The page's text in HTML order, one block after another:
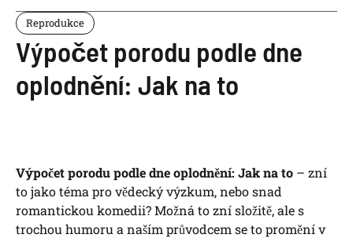
Reprodukce
Výpočet porodu podle dne
oplodnění: Jak na to
Výpočet porodu podle dne oplodnění: Jak na to – zní
to jako téma pro vědecký výzkum, nebo snad
romantickou komedii? Možná to zní složitě, ale s
trochou humoru a naším průvodcem se to promění v